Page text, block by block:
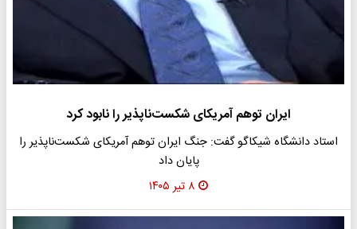
ایران توهم آمریکای شکست‌ناپذیر را نابود کرد
استاد دانشگاه شیکاگو گفت: جنگ ایران توهم آمریکای شکست‌ناپذیر را
پایان داد
۸ تیر ۱۴۰۵